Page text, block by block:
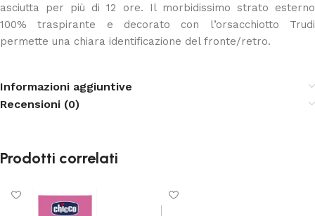
asciutta per più di 12 ore. Il morbidissimo strato esterno
100% traspirante e decorato con l’orsacchiotto Trudi
permette una chiara identificazione del fronte/retro.
Informazioni aggiuntive
Recensioni (0)
Prodotti correlati